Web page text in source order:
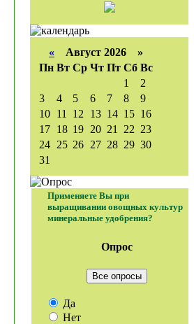
« Август 2026 »
Пн Вт Ср Чт Пт Сб Вс
1
2
3
4 5 6 7 8
9
10 11 12 13 14 15 16
17 18 19 20 21 22 23
24 25 26 27 28 29 30
31
Применяете Вы при
выращивании овощных культур
минеральные удобрения?
Опрос
Все опросы
Да
Нет